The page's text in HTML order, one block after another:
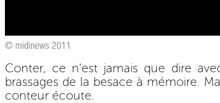
© midinews 2011
Conter, ce n'est jamais que dire
brassages de la besace à mémoire.
conteur écoute.